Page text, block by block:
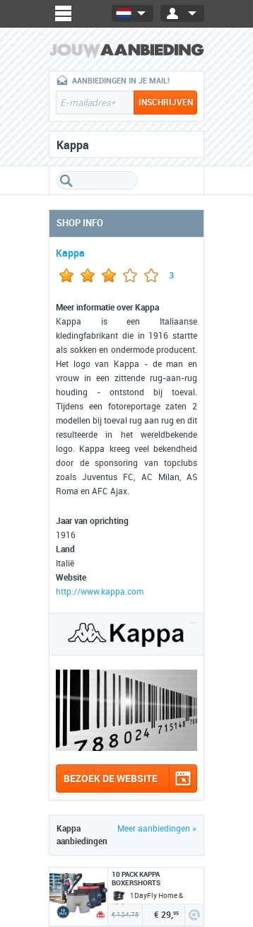
AANBIEDINGEN IN JE MAIL!
Kappa
SHOP INFO
Kappa
3
Meer informatie over Kappa
Kappa is een Italiaanse
kledingfabrikant die in 1916 startte
als sokken en ondermode producent.
Het logo van Kappa - de man en
vrouw in een zittende rug-aan-rug
houding - ontstond bij toeval.
Tijdens een fotoreportage zaten 2
modellen bij toeval rug aan rug en dit
resulteerde in het wereldbekende
logo. Kappa kreeg veel bekendheid
door de sponsoring van topclubs
zoals Juventus FC, AC Milan, AS
Roma en AFC Ajax.
Jaar van oprichting
1916
Land
Italië
Website
http://www.kappa.com
BEZOEK DE WEBSITE
Meer aanbiedingen »
Kappa
aanbiedingen
10 PACK KAPPA
BOXERSHORTS
1DayFly Home &
Living
€ 124,75
€ 29,95